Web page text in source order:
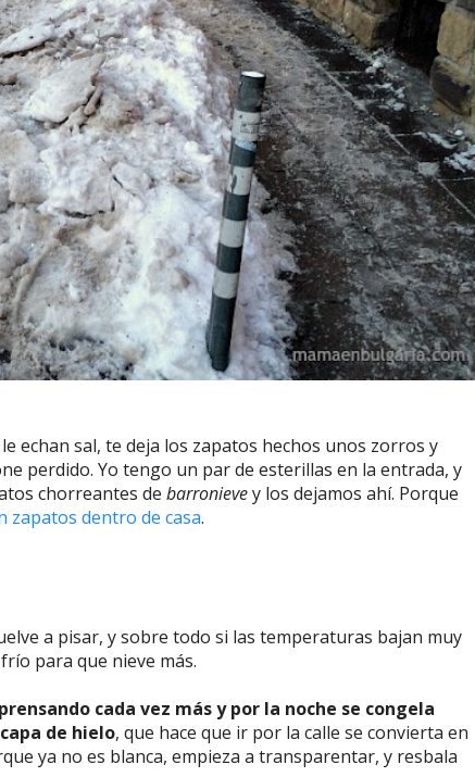
echan sal, te deja los zapatos hechos unos zorros y
perdido. Yo tengo un par de esterillas en la entrada, y
chorreantes de barronievey los dejamos ahí. Porque
zapatos dentro de casa.
a pisar, y sobre todo si las temperaturas bajan muy
para que nieve más.
cada vez más y por la noche se congela
de hielo, que hace que ir por la calle se convierta en
ya no es blanca, empieza a transparentar, y resbala